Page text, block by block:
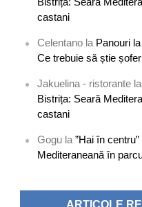
castani
Celentano la Panouri
Ce trebuie să știe
Jakuelina - ristorante
Bistrița: Seară
castani
Gogu la”Hai în
Mediteraneană în
ARTICOLE